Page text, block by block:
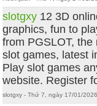
slotgxy 12 3D
graphics, fun to
from PGSLOT,
slot games, latest
Play slot games
website. Register
slotgxy - Thứ 7, ngày 17/01/